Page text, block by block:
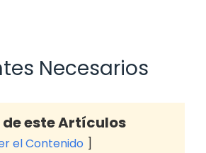
Necesarios
este Artículos
el Contenido